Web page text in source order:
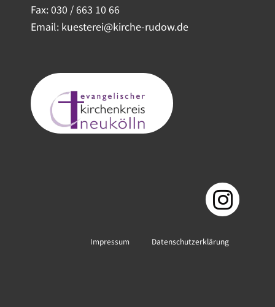
Fax: 030 / 663 10 66
Email: kuesterei@kirche-rudow.de
Impressum Datenschutzerklärung